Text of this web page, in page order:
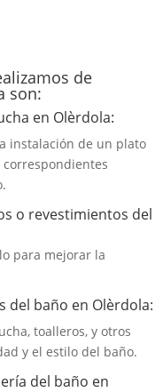
de
son:
en Olèrdola:
instalación de un plato
o revestimientos del
para mejorar la
del baño en Olèrdola:
toalleros, y otros
y el estilo del baño.
del baño en